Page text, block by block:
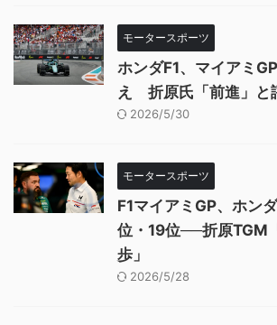
モータースポーツ
ホンダF1、マイアミ
え 折原氏「前進」と
2026/5/30
モータースポーツ
F1マイアミGP、ホン
位・19位──折原TGM
歩」
2026/5/28